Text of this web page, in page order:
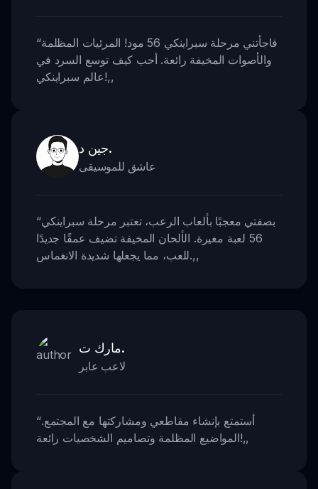
“فاجأتني مرحلة سبراينكي 56 مود! المرئيات المظلمة
والأصوات المخيفة رائعة. أحب كيف توسع السرد في
عالم سبراينكي!,,
جين د.
عاشق للموسيقى
“بصفتي معجبًا بألعاب الرعب، تعتبر مرحلة سبراينكي
56 لعبة مغيرة. الألحان المخيفة تضيف عمقًا جديدًا
للعب، مما يجعلها شديدة الانغماس.,,
مارك ت.
لاعب عابر
“أستمتع بإنشاء مقاطعي ومشاركتها مع المجتمع.
المواضيع المظلمة وتصاميم الشخصيات رائعة!,,